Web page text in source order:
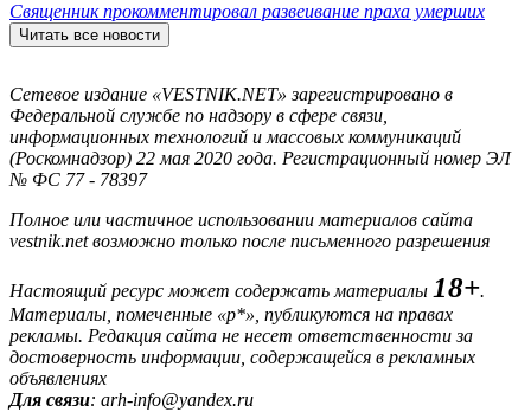
Священник прокомментировал развеивание праха умерших
Читать все новости
Сетевое издание «VESTNIK.NET» зарегистрировано в
Федеральной службе по надзору в сфере связи,
информационных технологий и массовых коммуникаций
(Роскомнадзор) 22 мая 2020 года. Регистрационный номер ЭЛ
№ ФС 77 - 78397
Полное или частичное использовании материалов сайта
vestnik.net возможно только после письменного разрешения
Настоящий ресурс может содержать материалы 18+.
Материалы, помеченные «р*», публикуются на правах
рекламы. Редакция сайта не несет ответственности за
достоверность информации, содержащейся в рекламных
объявлениях
Для связи: arh-info@yandex.ru